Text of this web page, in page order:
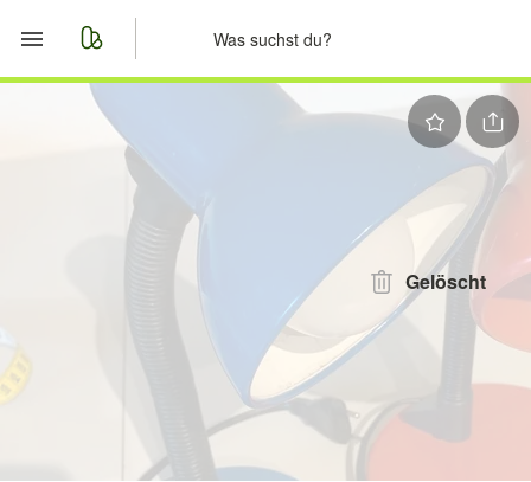
Start
Merkliste
Nachrichten
Gelöscht